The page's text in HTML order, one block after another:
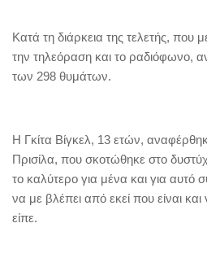
Κατά τη διάρκεια της τελετής, που
την τηλεόραση και το ραδιόφωνο,
των 298 θυμάτων.
Η Γκίτα Βίγκελ, 13 ετών,
Πρισίλα, που σκοτώθηκε στο
το καλύτερο για μένα και για αυτό
να με βλέπει από εκεί που είναι
είπε.